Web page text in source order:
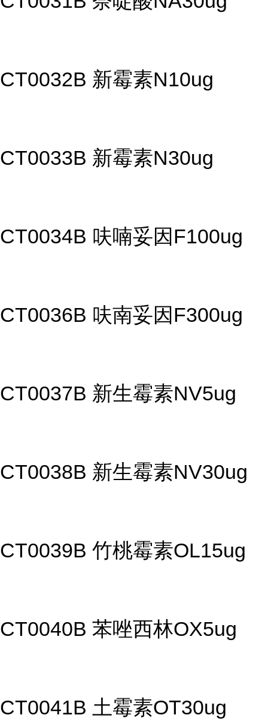
CT0032B 新霉素N10ug
CT0033B 新霉素N30ug
CT0034B 呋喃妥因F100ug
CT0036B 呋南妥因F300ug
CT0037B 新生霉素NV5ug
CT0038B 新生霉素NV30ug
CT0039B 竹桃霉素OL15ug
CT0040B 苯唑西林OX5ug
CT0041B 土霉素OT30ug